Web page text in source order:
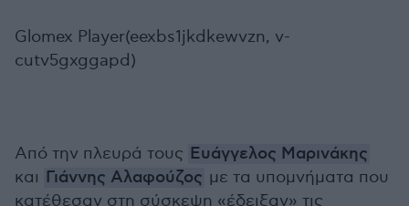
Glomex Player(eexbs1jkdkewvzn, v-
cutv5gxggapd)
Από την πλευρά τους Ευάγγελος Μαρινάκης
και Γιάννης Αλαφούζος με τα υπομνήματα που
κατέθεσαν στη σύσκεψη «έδειξαν» τις